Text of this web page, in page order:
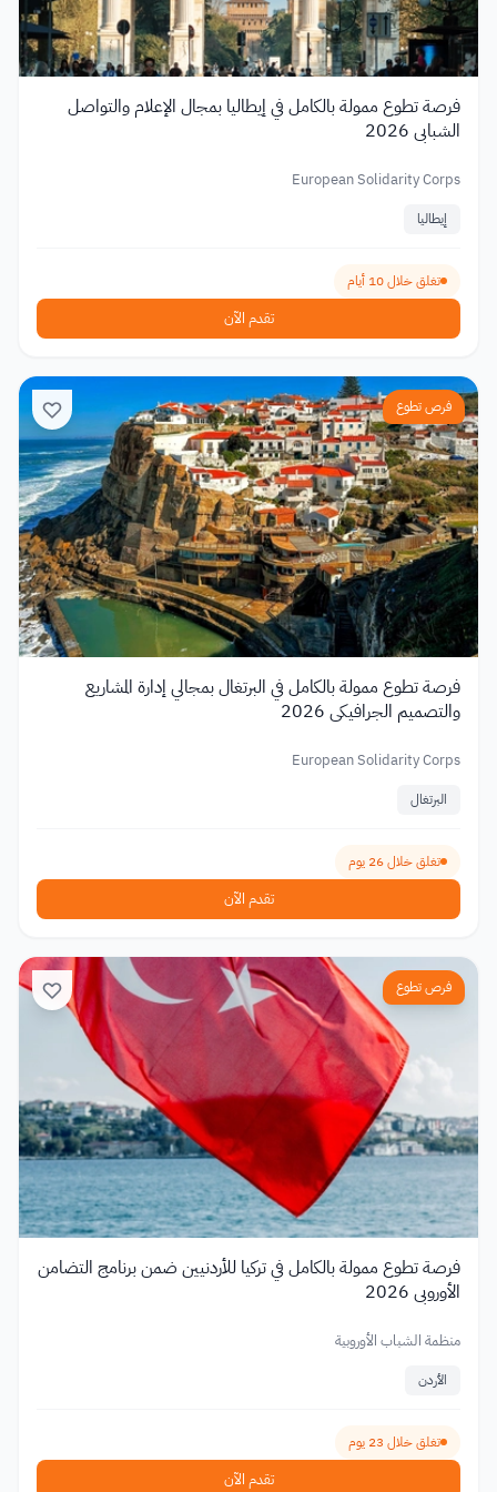
فرصة تطوع ممولة بالكامل في إيطاليا بمجال الإعلام والتواصل
الشبابي 2026
European Solidarity Corps
إيطاليا
تغلق خلال 10 أيام
تقدم الآن
فرص تطوع
فرصة تطوع ممولة بالكامل في البرتغال بمجالي إدارة المشاريع
والتصميم الجرافيكي 2026
European Solidarity Corps
البرتغال
تغلق خلال 26 يوم
تقدم الآن
فرص تطوع
فرصة تطوع ممولة بالكامل في تركيا للأردنيين ضمن برنامج التضامن
الأوروبي 2026
منظمة الشباب الأوروبية
الأردن
تغلق خلال 23 يوم
تقدم الآن